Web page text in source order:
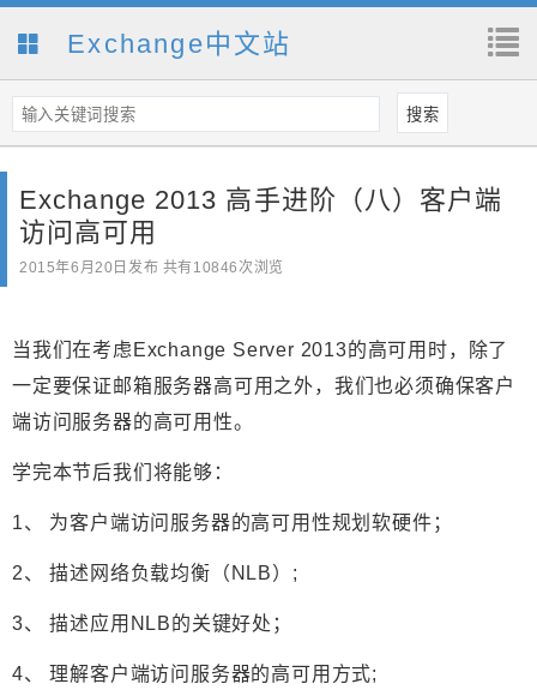
Exchange中文站
Exchange 2013 高手进阶（八）客户端
访问高可用
2015年6月20日 发布 共有10846次浏览
当我们在考虑Exchange Server 2013的高可用时，除了
一定要保证邮箱服务器高可用之外，我们也必须确保客户
端访问服务器的高可用性。
学完本节后我们将能够：
1、 为客户端访问服务器的高可用性规划软硬件；
2、 描述网络负载均衡（NLB）;
3、 描述应用NLB的关键好处；
4、 理解客户端访问服务器的高可用方式;